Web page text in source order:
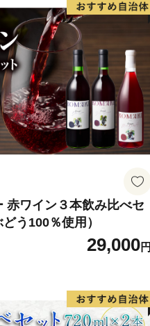
ることができます。
お楽しみください。
赤ワイン３本飲み比べセ
う100％使用）
29,000円